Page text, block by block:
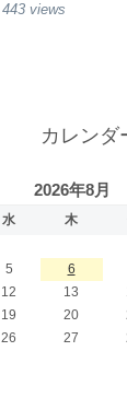
443 views
カレンダ
2026年8月
水 木
5 6
12 13
19 20
26 27